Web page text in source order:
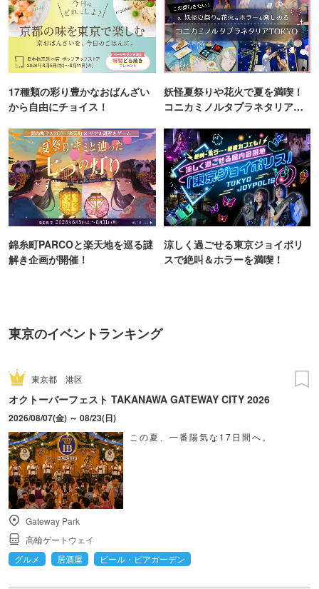
17種類の彩り豊かなおばんざい
から自由にチョイス！
妖怪夏祭りや花火で夏を満喫！
コニカミノルタプラネタリア
錦糸町PARCOと楽天地を巡る謎
解き企画が開催！
涼しく過ごせる東京ジョイポリ
スで絶叫＆ホラーを満喫！
東京のイベントランキング
東京都 港区
オクトーバーフェスト TAKANAWA GATEWAY CITY 2026
2026/08/07(金) ～ 08/23(日)
この夏、一番陽気な17日間へ。
Gateway Park
高輪ゲートウェイ
グルメ
居酒屋 ビール・ビアガーデン